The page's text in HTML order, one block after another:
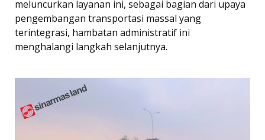
meluncurkan layanan ini, sebagai bagian dari upaya
pengembangan transportasi massal yang
terintegrasi, hambatan administratif ini
menghalangi langkah selanjutnya.